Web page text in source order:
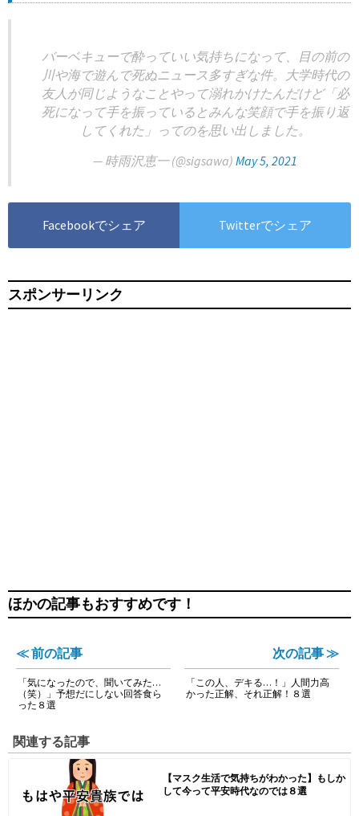
バーベキューで酔っていい気持ちになって、目の前の
川や海で遊んで死ぬニュース多すぎな件。大学時代の
友人が同じようなことやって溺れかけたんだけど「必
死になって手を振っているとみんな笑顔で手を振り返
してくれた」ってのを思い出しました。
— 時雨沢恵一 (@sigsawa) May 5, 2021
Facebookでシェア Twitterでシェア
スポンサーリンク
ほかの記事もおすすめです！
≪ 前の記事
「気になったので、聞いてみた…
（笑）」予想だにしない回答食ら
った８選
次の記事 ≫
「この人、デキる…！」人間力高
かった正解、それ正解！８選
関連する記事
【マスク生活で気持ちがわかった】もしか
して今って平安時代なのでは８選